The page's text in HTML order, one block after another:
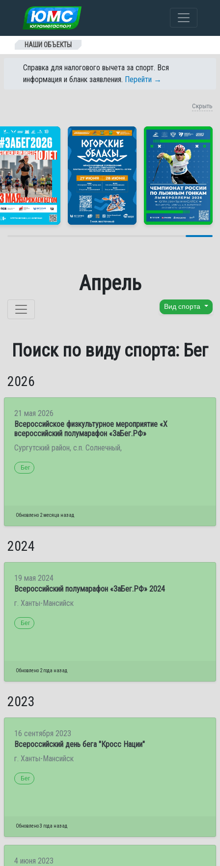
Перейти к содержанию
НАШИ ОБЪЕКТЫ
Справка для налогового вычета за спорт. Вся
информация и бланк заявления. Перейти →
Скрыть
Апрель
Перейти к содержанию Вид спорта
Поиск по виду спорта: Бег
2026
21 мая 2026
Всероссийское физкультурное мероприятие «Х
всероссийский полумарафон «ЗаБег.РФ»
Сургутский район, с.п. Солнечный,
Бег
Обновлено 2 месяца назад
2024
19 мая 2024
Всероссийский полумарафон «ЗаБег.РФ» 2024
г. Ханты-Мансийск
Бег
Обновлено 2 года назад
2023
16 сентября 2023
Всероссийский день бега "Кросс Нации"
г. Ханты-Мансийск
Бег
Обновлено 3 года назад
4 июня 2023